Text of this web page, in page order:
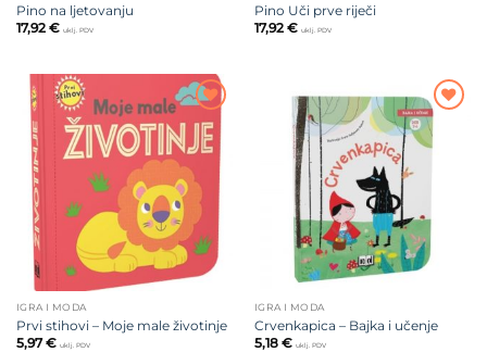
Pino na ljetovanju
17,92 € uklj. PDV
Pino Uči prve riječi
17,92 € uklj. PDV
Dodajte
na listu
želja
IGRA I MODA
Prvi stihovi – Moje male životinje
5,97€ uklj. PDV
Dodajte
na listu
želja
IGRA I MODA
Crvenkapica – Bajka i učenje
5,18 € uklj. PDV